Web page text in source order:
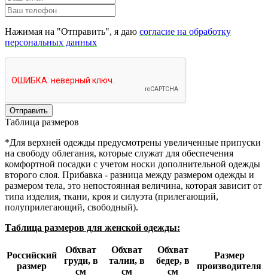
Нажимая на "Отправить", я даю согласие на обработку
персональных данных
Отправить
Таблица размеров
*Для верхней одежды предусмотрены увеличенные припуски
на свободу облегания, которые служат для обеспечения
комфортной посадки с учетом носки дополнительной одежды
второго слоя. Прибавка - разница между размером одежды и
размером тела, это непостоянная величина, которая зависит от
типа изделия, ткани, кроя и силуэта (прилегающий,
полуприлегающий, свободный).
Таблица размеров для женской одежды:
Российский
размер
Обхват
груди, в
см
Обхват
талии, в
см
Обхват
бедер, в
см
Размер
производителя